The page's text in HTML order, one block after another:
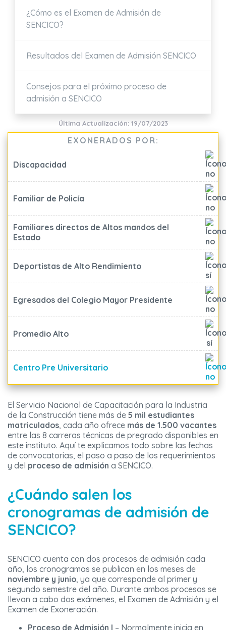
¿Cómo es el Examen de Admisión de
SENCICO?
Resultados del Examen de Admisión SENCICO
Consejos para el próximo proceso de
admisión a SENCICO
Última Actualización: 19/07/2023
EXONERADOS POR:
Discapacidad
Familiar de Policía
Familiares directos de Altos mandos del
Estado
Deportistas de Alto Rendimiento
Egresados del Colegio Mayor Presidente
Promedio Alto
Centro Pre Universitario
El Servicio Nacional de Capacitación para la Industria
de la Construcción tiene más de 5 mil estudiantes
matriculados, cada año ofrece más de 1.500 vacantes
entre las 8 carreras técnicas de pregrado disponibles en
este instituto. Aquí te explicamos todo sobre las fechas
de convocatorias, el paso a paso de los requerimientos
y del proceso de admisión a SENCICO.
¿Cuándo salen los
cronogramas de admisión de
SENCICO?
SENCICO cuenta con dos procesos de admisión cada
año, los cronogramas se publican en los meses de
noviembre y junio, ya que corresponde al primer y
segundo semestre del año. Durante ambos procesos se
llevan a cabo dos exámenes, el Examen de Admisión y el
Examen de Exoneración.
Proceso de Admisión I – Normalmente inicia en